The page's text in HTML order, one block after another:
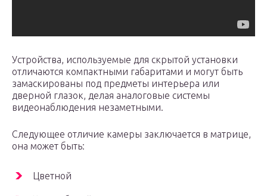
Устройства, используемые для скрытой установки
отличаются компактными габаритами и могут быть
замаскированы под предметы интерьера или
дверной глазок, делая аналоговые системы
видеонаблюдения незаметными.
Следующее отличие камеры заключается в матрице,
она может быть:
Цветной